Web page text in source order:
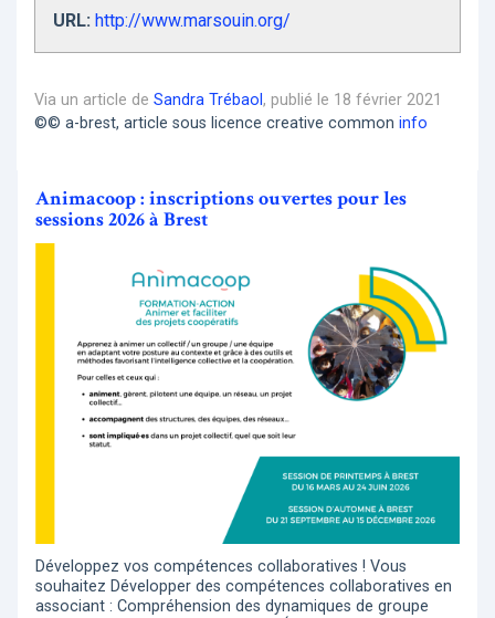
URL: http://www.marsouin.org/
Via un article de Sandra Trébaol , publié le 18 février 2021
©© a-brest, article sous licence creative common info
Animacoop : inscriptions ouvertes pour les
sessions 2026 à Brest
Développez vos compétences collaboratives ! Vous
souhaitez Développer des compétences collaboratives en
associant : Compréhension des dynamiques de groupe